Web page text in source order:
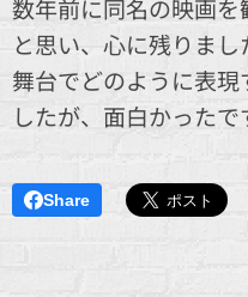
数年前に同名の映画
と思い、心に残りまし
舞台でどのように表
したが、面白かったで
Share